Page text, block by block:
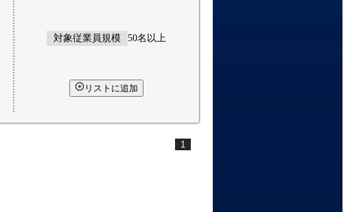
対象従業員規模 50名以上
リストに追加
1